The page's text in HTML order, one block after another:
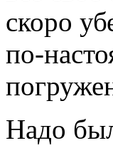
скоро
по-
Надо